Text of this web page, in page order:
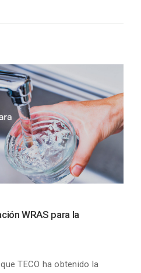
WRAS para la
TECO ha obtenido la